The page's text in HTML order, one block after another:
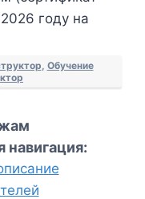
году на
, Обучение
навигация: